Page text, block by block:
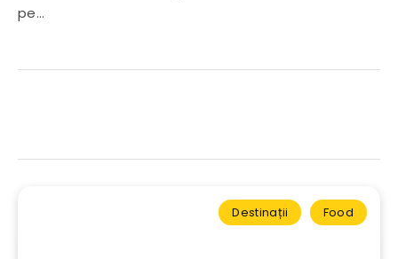
pe…
Destinații Food